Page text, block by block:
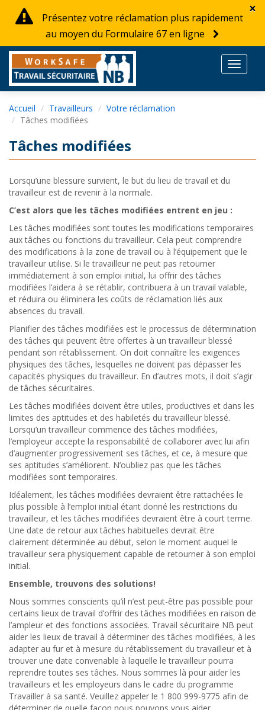
×
Présentez votre réclamation plus rapidement
au moyen du Formulaire 67 en ligne
Toggle
Accueil Travailleurs
Votre réclamation
Tâches modifiées
Tâches modifiées
Lorsqu’une blessure survient, le but du lieu de travail et du
travailleur est de revenir à la normale.
C’est alors que les tâches modifiées entrent en jeu :
Les tâches modifiées sont toutes les modifications temporaires
aux tâches ou fonctions du travailleur. Cela peut comprendre
des modifications à la zone de travail ou à l’équipement que le
travailleur utilise. Si le travailleur ne peut pas retourner
immédiatement à son emploi initial, lui offrir des tâches
modifiées l’aidera à se rétablir, contribuera à un travail valable,
et réduira ou éliminera les coûts de réclamation liés aux
absences du travail.
Planifier des tâches modifiées est le processus de détermination
des tâches qui peuvent être offertes à un travailleur blessé
pendant son rétablissement. On doit connaître les exigences
physiques des tâches, lesquelles ne doivent pas dépasser les
capacités physiques du travailleur. En d’autres mots, il doit s’agir
de tâches sécuritaires.
Les tâches modifiées doivent être utiles, productives et dans les
limites des aptitudes et des habiletés du travailleur blessé.
Lorsqu’un travailleur commence des tâches modifiées,
l’employeur accepte la responsabilité de collaborer avec lui afin
d’augmenter progressivement ses tâches, et ce, à mesure que
ses aptitudes s’améliorent. N’oubliez pas que les tâches
modifiées sont temporaires.
Idéalement, les tâches modifiées devraient être rattachées le
plus possible à l’emploi initial étant donné les restrictions du
travailleur, et les tâches modifiées devraient être à court terme.
Une date de retour aux tâches habituelles devrait être
clairement déterminée au début, selon le moment auquel le
travailleur sera physiquement capable de retourner à son emploi
initial.
Ensemble, trouvons des solutions!
Nous sommes conscients qu’il n’est peut-être pas possible pour
certains lieux de travail d’offrir des tâches modifiées en raison de
l’ampleur et des fonctions associées. Travail sécuritaire NB peut
aider les lieux de travail à déterminer des tâches modifiées, à les
adapter au fur et à mesure du rétablissement du travailleur et à
trouver une date convenable à laquelle le travailleur pourra
reprendre toutes ses tâches. Nous sommes là pour aider les
travailleurs et les employeurs dans le cadre du programme
Travailler à sa santé. Veuillez appeler le 1 800 999-9775 afin de